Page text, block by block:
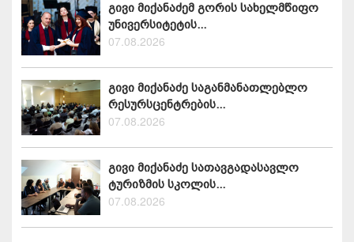
გივი მიქანაძემ გორის სახელმწიფო
უნივერსიტეტის...
07.08.2026
გივი მიქანაძე საგანმანათლებლო
რესურსცენტრების...
07.08.2026
გივი მიქანაძე სათავგადასავლო
ტურიზმის სკოლის...
07.08.2026